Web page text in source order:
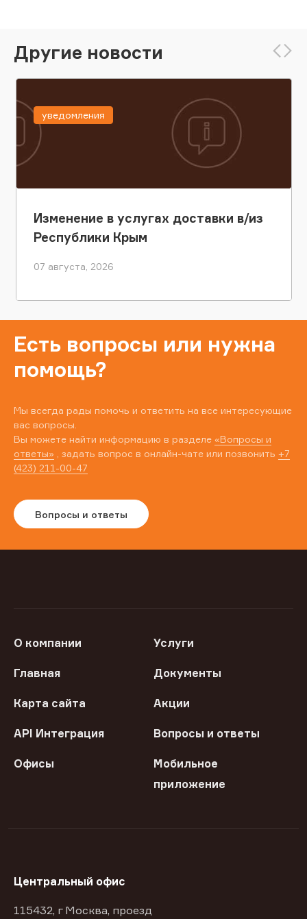
Другие новости
Изменение в услугах доставки в/из
Республики Крым
07 августа, 2026
уведомления
Есть вопросы или нужна
помощь?
Мы всегда рады помочь и ответить на все интересующие
вас вопросы.
Вы можете найти информацию в разделе «Вопросы и
ответы» , задать вопрос в онлайн-чате или позвонить +7
(423) 211-00-47
Вопросы и ответы
О компании Услуги
Главная Документы
Карта сайта Акции
API Интеграция Вопросы и ответы
Офисы
Мобильное
приложение
Центральный офис
115432, г Москва, проезд